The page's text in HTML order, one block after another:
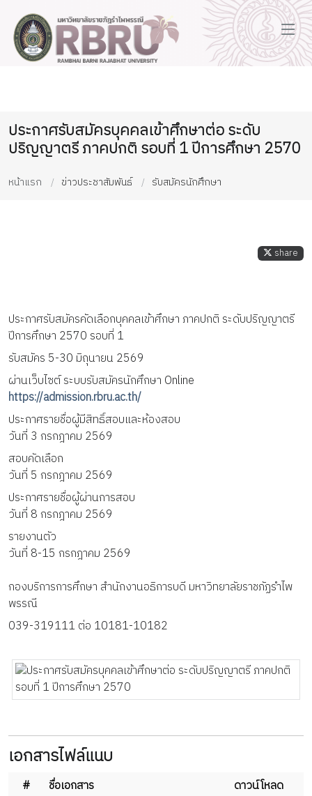
ประกาศรับสมัครบุคคลเข้าศึกษาต่อ ระดับ
ปริญญาตรี ภาคปกติ รอบที่ 1 ปีการศึกษา 2570
หน้าแรก ข่าวประชาสัมพันธ์ รับสมัครนักศึกษา
share
ประกาศรับสมัครคัดเลือกบุคคลเข้าศึกษา ภาคปกติ ระดับปริญญาตรี
ปีการศึกษา 2570 รอบที่ 1
รับสมัคร 5-30 มิถุนายน 2569
ผ่านเว็บไซต์ ระบบรับสมัครนักศึกษา Online
https://admission.rbru.ac.th/
ประกาศรายชื่อผู้มีสิทธิ์สอบและห้องสอบ
วันที่ 3 กรกฎาคม 2569
สอบคัดเลือก
วันที่ 5 กรกฎาคม 2569
ประกาศรายชื่อผู้ผ่านการสอบ
วันที่ 8 กรกฎาคม 2569
รายงานตัว
วันที่ 8-15 กรกฎาคม 2569
กองบริการการศึกษา สำนักงานอธิการบดี มหาวิทยาลัยราชภัฏรำไพ
พรรณี
039-319111 ต่อ 10181-10182
เอกสารไฟล์แนบ
# ชื่อเอกสาร
ดาวน์โหลด